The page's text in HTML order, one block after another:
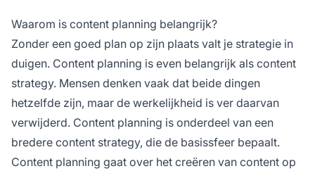
Waarom is content planning belangrijk?
Zonder een goed plan op zijn plaats valt je strategie in
duigen. Content planning is even belangrijk als content
strategy. Mensen denken vaak dat beide dingen
hetzelfde zijn, maar de werkelijkheid is ver daarvan
verwijderd. Content planning is onderdeel van een
bredere content strategy, die de basissfeer bepaalt.
Content planning gaat over het creëren van content op